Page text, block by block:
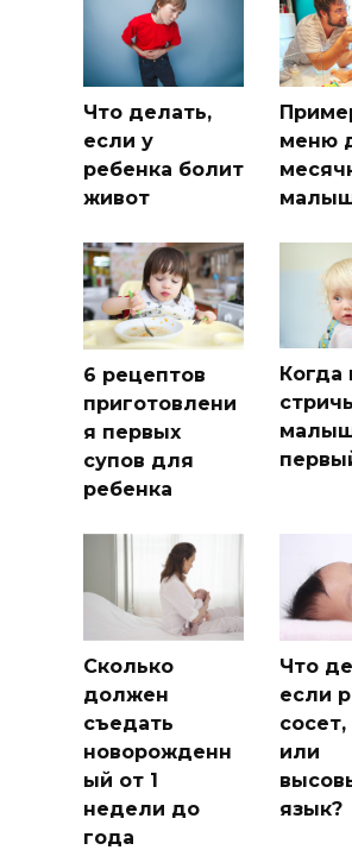
Что делать,
если у
ребенка болит
живот
меню
6 рецептов
приготовлени
я первых
супов для
ребенка
стричь
Сколько
должен
съедать
новорожденн
ый от 1
недели до
года
Что
если
или
язык?